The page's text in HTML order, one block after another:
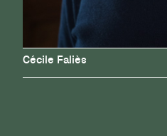
Cécile Faliès